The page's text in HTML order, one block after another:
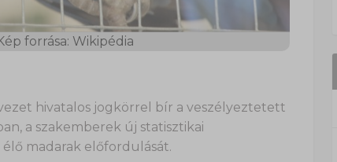
forrása: Wikipédia
hivatalos jogkörrel bír a veszélyeztetett
a szakemberek új statisztikai
madarak előfordulását.